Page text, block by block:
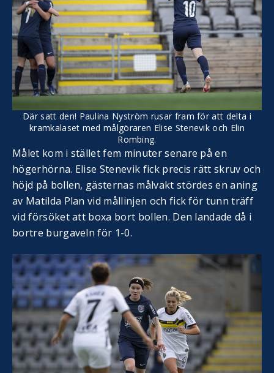
Där satt den! Paulina Nyström rusar fram för att delta i
kramkalaset med målgöraren Elise Stenevik och Elin
Rombing.
Målet kom i stället fem minuter senare på en
högerhörna. Elise Stenevik fick precis rätt skruv och
höjd på bollen, gästernas målvakt stördes en aning
av Matilda Plan vid mållinjen och fick för tunn träff
vid försöket att boxa bort bollen. Den landade då i
bortre burgaveln för 1-0.